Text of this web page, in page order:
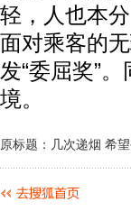
轻，人也本
面对乘客的
发“委屈奖”
境。
原标题：几次递烟 希